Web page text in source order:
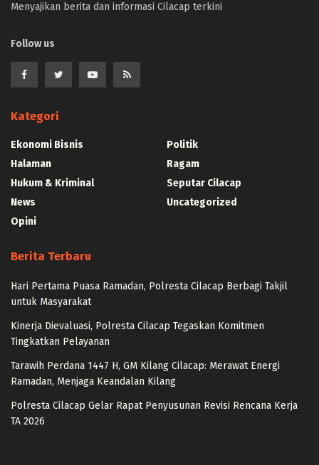
Menyajikan berita dan informasi Cilacap terkini
Follow us
Kategori
Ekonomi Bisnis
Halaman
Hukum & Kriminal
News
Opini
Politik
Ragam
Seputar Cilacap
Uncategorized
Berita Terbaru
Hari Pertama Puasa Ramadan, Polresta Cilacap Berbagi Takjil
untuk Masyarakat
Kinerja Dievaluasi, Polresta Cilacap Tegaskan Komitmen
Tingkatkan Pelayanan
Tarawih Perdana 1447 H, GM Kilang Cilacap: Merawat Energi
Ramadan, Menjaga Keandalan Kilang
Polresta Cilacap Gelar Rapat Penyusunan Revisi Rencana Kerja
TA 2026